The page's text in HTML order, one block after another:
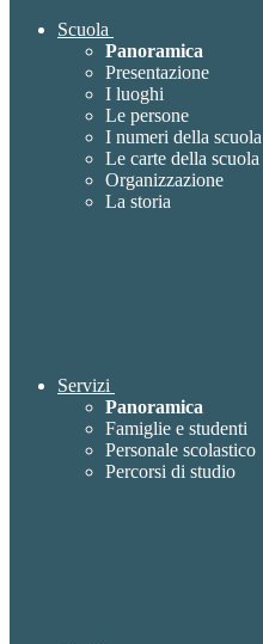
Scuola
Panoramica
Presentazione
I luoghi
Le persone
I numeri della scuola
Le carte della scuola
Organizzazione
La storia
Servizi
Panoramica
Famiglie e studenti
Personale scolastico
Percorsi di studio